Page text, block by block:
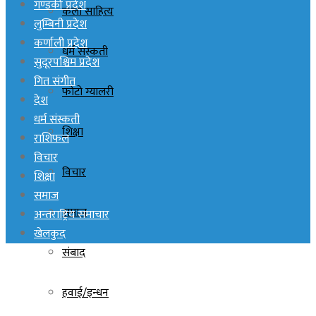
कला साहित्य
धर्म संस्कती
फोटो ग्यालरी
शिक्षा
विचार
समाज
संबाद
हवाई/इन्धन
गण्डकी प्रदेश
लुम्बिनी प्रदेश
कर्णाली प्रदेश
सुदूरपश्चिम प्रदेश
गित संगीत
देश
धर्म संस्कती
राशिफल
विचार
शिक्षा
समाज
अन्तराष्ट्रिय समाचार
खेलकुद